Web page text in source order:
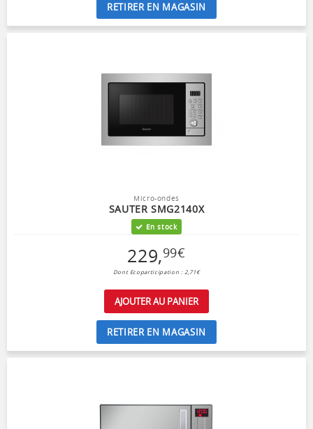
RETIRER EN MAGASIN
Micro-ondes
SAUTER SMG2140X
En stock
229,99€
Dont Ecoparticipation : 2,71€
AJOUTER AU PANIER
RETIRER EN MAGASIN